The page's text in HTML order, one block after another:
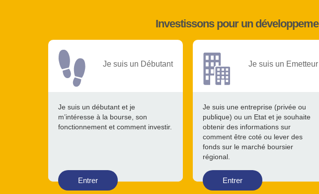
Investissons pour un
Je suis un Débutant
Je suis un débutant et je
m’intéresse à la bourse, son
fonctionnement et comment investir.
Entrer
Je suis un Emetteur
Je suis une entreprise (privée ou
publique) ou un Etat et je souhaite
obtenir des informations sur
comment être coté ou lever des
fonds sur le marché boursier
régional.
Entrer